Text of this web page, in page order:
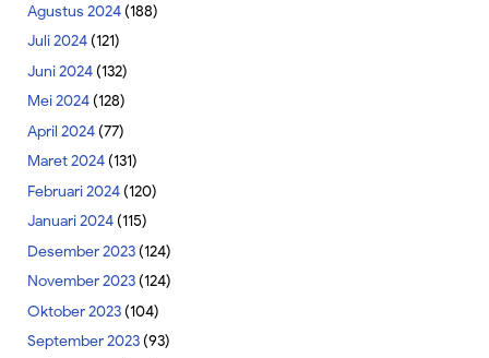
Agustus 2024(188)
Juli 2024(121)
Juni 2024(132)
Mei 2024(128)
April 2024(77)
Maret 2024(131)
Februari 2024(120)
Januari 2024(115)
Desember 2023(124)
November 2023(124)
Oktober 2023(104)
September 2023(93)